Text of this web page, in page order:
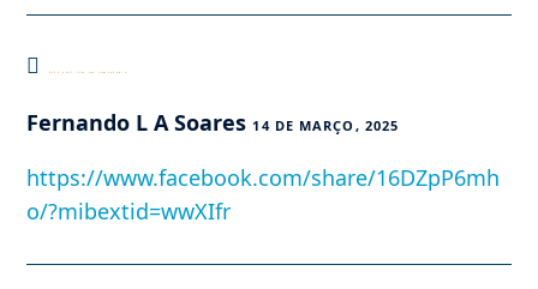
Este post tem um comentário
Fernando L A Soares14 DE MARÇO, 2025
https://www.facebook.com/share/16DZpP6mh
o/?mibextid=wwXIfr